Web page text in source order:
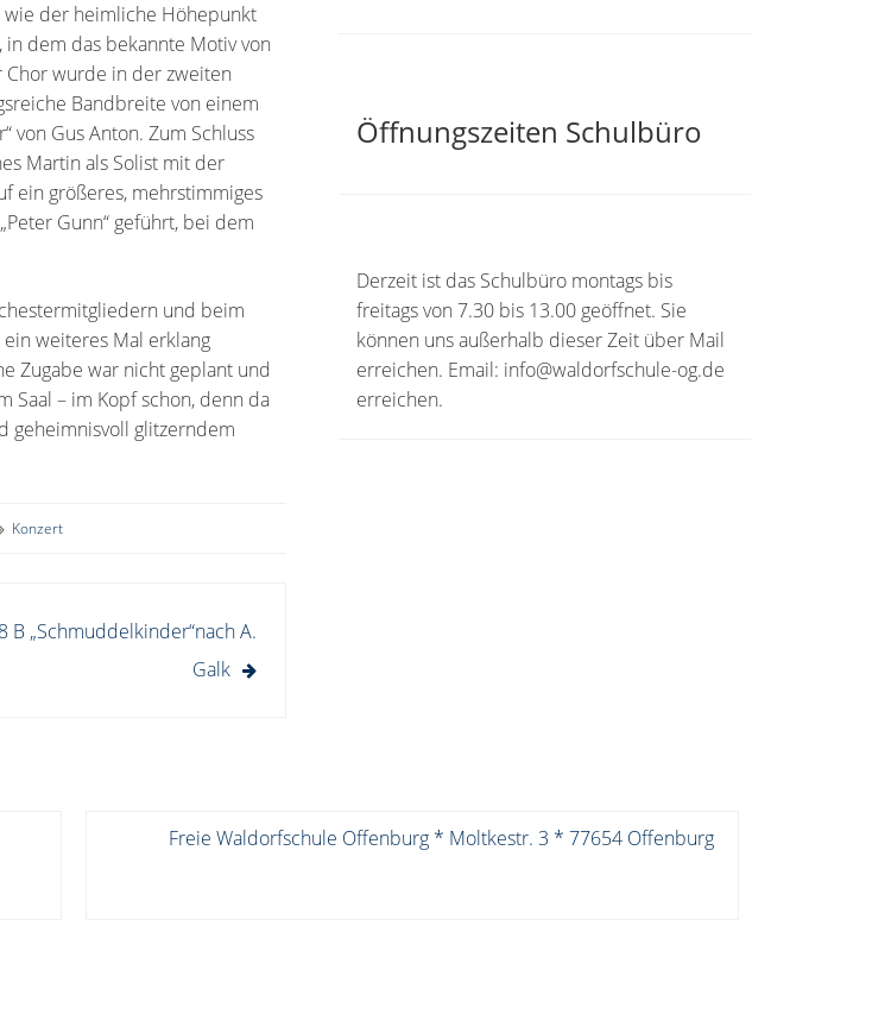
wie der heimliche Höhepunkt
in dem das bekannte Motiv von
wurde in der zweiten
Bandbreite von einem
von Gus Anton. Zum Schluss
Martin als Solist mit der
ein größeres, mehrstimmiges
Gunn“ geführt, bei dem
und beim
weiteres Mal erklang
Zugabe war nicht geplant und
Saal – im Kopf schon, denn da
geheimnisvoll glitzerndem
Konzert
B „Schmuddelkinder“nach A.
Galk
Öffnungszeiten Schulbüro
Derzeit ist das Schulbüro montags bis
freitags von 7.30 bis 13.00 geöffnet. Sie
können uns außerhalb dieser Zeit über Mail
erreichen. Email: info@waldorfschule-og.de
erreichen.
Freie Waldorfschule Offenburg * Moltkestr. 3 * 77654 Offenburg